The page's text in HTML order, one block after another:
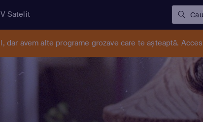
Satelit
dar avem alte programe grozave care te așteaptă.